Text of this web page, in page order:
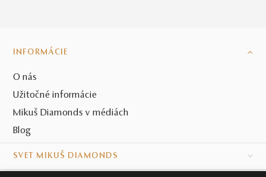
INFORMÁCIE
O nás
Užitočné informácie
Mikuš Diamonds v médiách
Blog
SVET MIKUŠ DIAMONDS